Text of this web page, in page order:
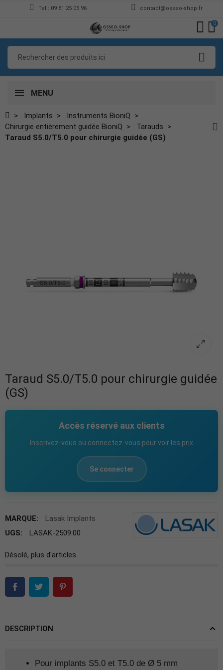
Tel : 09 81 25 05 96 contact@osseo-shop.fr
0
MENU
Implants
Instruments BioniQ
Chirurgie entièrement guidée BioniQ
Tarauds
Taraud S5.0/T5.0 pour chirurgie guidée (GS)
Taraud S5.0/T5.0 pour chirurgie guidée
(GS)
Accès réservé aux clients
Inscrivez-vous ou connectez-vous pour voir les prix
Se connecter
MARQUE:
Lasak Implants
UGS:
LASAK-2509.00
Désolé, plus d'articles.
DESCRIPTION
Pour implants S5.0 et T5.0 de Ø 5 mm